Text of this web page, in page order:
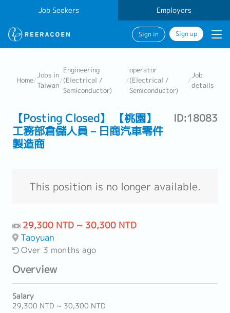
Job Seekers Employers
Sign in Sign up
Home/
Jobs in
Taiwan
/
Engineering
(Electrical /
Semiconductor)
/
operator
(Electrical /
Semiconductor)
/
Job
details
【Posting Closed】 【桃園】
工務部倉儲人員－日商汽車零件
製造商
ID:18083
This position is no longer available.
29,300 NTD ~ 30,300 NTD
Taoyuan
Over 3 months ago
Overview
Salary
29,300 NTD ~ 30,300 NTD